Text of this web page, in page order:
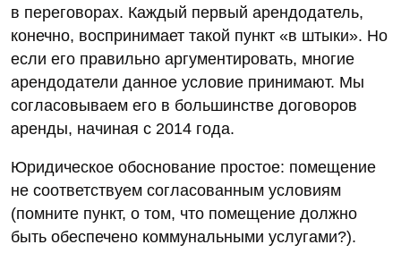
в переговорах. Каждый первый арендодатель,
конечно, воспринимает такой пункт «в штыки». Но
если его правильно аргументировать, многие
арендодатели данное условие принимают. Мы
согласовываем его в большинстве договоров
аренды, начиная с 2014 года.
Юридическое обоснование простое: помещение
не соответствуем согласованным условиям
(помните пункт, о том, что помещение должно
быть обеспечено коммунальными услугами?).